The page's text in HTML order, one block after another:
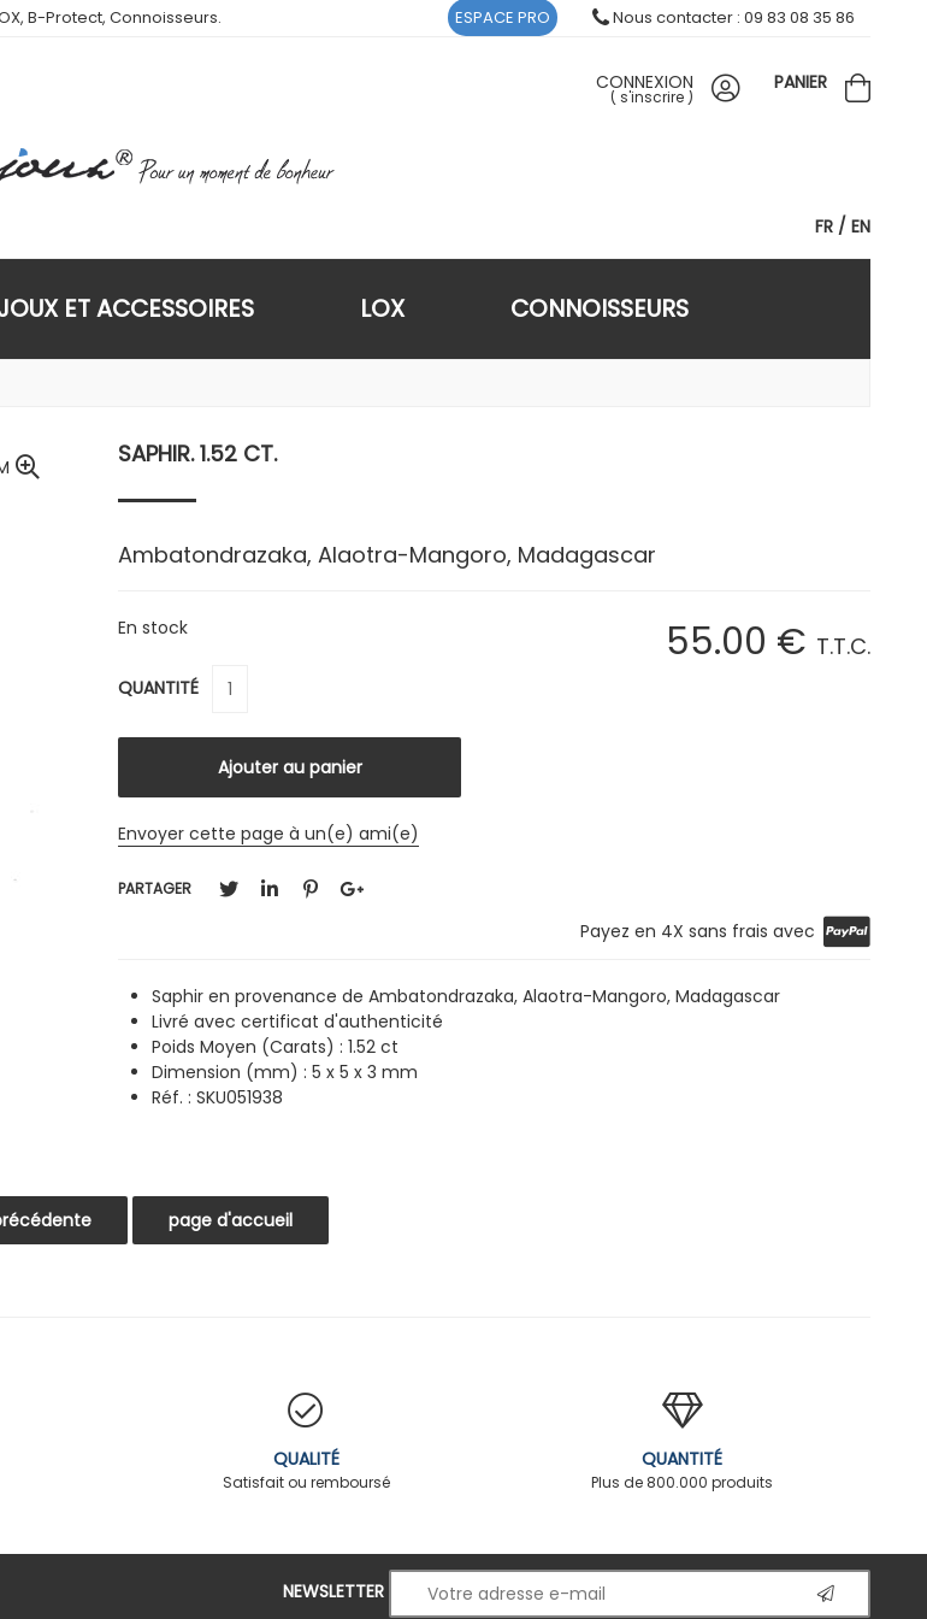
B-Protect, Connoisseurs.
FR EN
CONNEXION
( s'inscrire )
PANIER
ET ACCESSOIRES LOX CONNOISSEURS
SAPHIR. 1.52 CT.
Ambatondrazaka, Alaotra-Mangoro, Madagascar
55.00 € T.T.C.
En stock
QUANTITÉ
Envoyer cette page à un(e) ami(e)
PARTAGER
Payez en 4X sans frais avec
Saphir en provenance de Ambatondrazaka, Alaotra-Mangoro, Madagascar
Livré avec certificat d'authenticité
Poids Moyen (Carats) : 1.52 ct
Dimension (mm) : 5 x 5 x 3 mm
Réf. : SKU051938
ESPACE PRO Nous contacter : 09 83 08 35 86
QUALITÉ
Satisfait ou remboursé
QUANTITÉ
Plus de 800.000 produits
NEWSLETTER